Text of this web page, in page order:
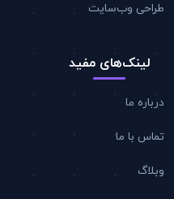
طراحی وب‌سایت
لینک‌های مفید
درباره ما
تماس با ما
وبلاگ